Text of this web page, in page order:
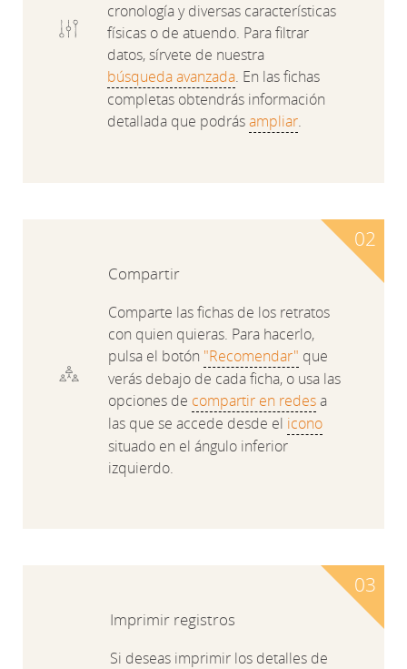
cronología y diversas características
físicas o de atuendo. Para filtrar
datos, sírvete de nuestra
búsqueda avanzada. En las fichas
completas obtendrás información
detallada que podrásampliar.
Compartir
Comparte las fichas de los retratos
con quien quieras. Para hacerlo,
pulsa el botón "Recomendar" que
verás debajo de cada ficha, o usa las
opciones de compartir en redesa
las que se accede desde el icono
situado en el ángulo inferior
izquierdo.
Imprimir registros
Si deseas imprimir los detalles de